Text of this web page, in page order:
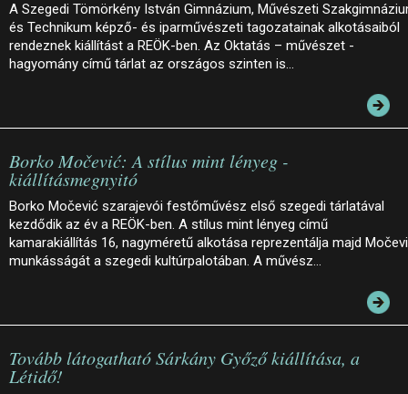
A Szegedi Tömörkény István Gimnázium, Művészeti
és Technikum képző- és iparművészeti tagozatainak alkotásaiból
rendeznek kiállítást a REÖK-ben. Az Oktatás – művészet -
hagyomány című tárlat az országos szinten is…
Borko Močević: A stílus mint lényeg -
kiállításmegnyitó
Borko Močević szarajevói festőművész első szegedi tárlatával
kezdődik az év a REÖK-ben. A stílus mint lényeg című
kamarakiállítás 16, nagyméretű alkotása reprezentálja majd
munkásságát a szegedi kultúrpalotában. A művész…
Tovább látogatható Sárkány Győző kiállítása, a
Létidő!